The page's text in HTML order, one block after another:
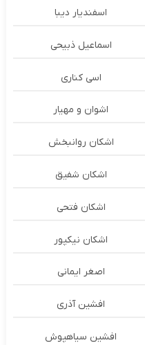
اسفندیار دیبا
اسماعیل ذبیحی
اسی کناری
اشوان و مهیار
اشکان روانبخش
اشکان شفیق
اشکان فتحی
اشکان نیکپور
اصغر ایمانی
افشین آذری
افشین سیاهپوش